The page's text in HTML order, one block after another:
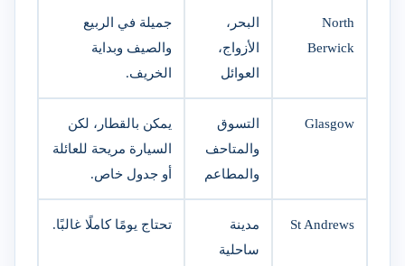
North
Berwick
البحر،
الأزواج،
العوائل
جميلة في الربيع
والصيف وبداية
الخريف.
Glasgow
التسوق
والمتاحف
والمطاعم
يمكن بالقطار، لكن
السيارة مريحة للعائلة
أو جدول خاص.
St Andrews
مدينة
ساحلية
تحتاج يومًا كاملًا غالبًا.